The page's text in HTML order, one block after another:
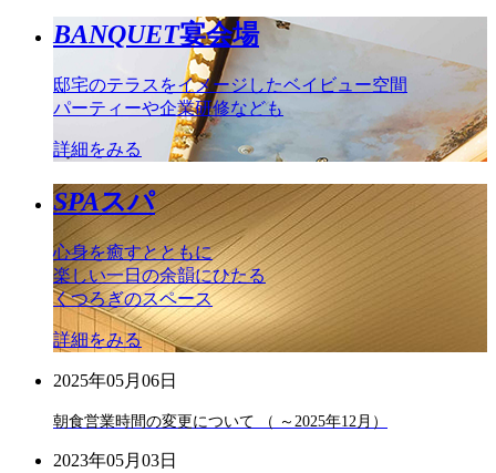
BANQUET宴会場
邸宅のテラスをイメージしたベイビュー空間
パーティーや企業研修なども
詳細をみる
SPAスパ
心身を癒すとともに
楽しい一日の余韻にひたる
くつろぎのスペース
詳細をみる
2025年05月06日
朝食営業時間の変更について （ ～2025年12月）
2023年05月03日